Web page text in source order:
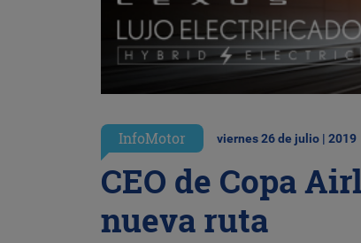
InfoMotor viernes 26 de julio | 2019
CEO de Copa
nueva ruta